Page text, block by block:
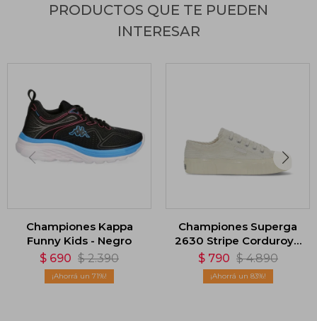
PRODUCTOS QUE TE PUEDEN
INTERESAR
Championes Kappa
Funny Kids - Negro
$ 690 $ 2.390
71
Championes Superga
2630 Stripe Corduroy -
Blanco
$ 790 $ 4.890
83